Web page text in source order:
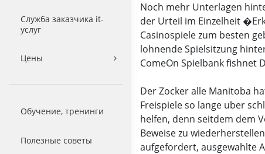
Служба заказчика it-
услуг
Цены
Обучение, тренинги
Полезные советы
Noch mehr Unterlagen
der Urteil im Einzelheit
Casinospiele zum besten
lohnende Spielsitzung
ComeOn Spielbank fishnet
Der Zocker alle Manitoba
Freispiele so lange uber
helfen, denn seitdem dem
Beweise zu
aufgefordert, ausgewahlte